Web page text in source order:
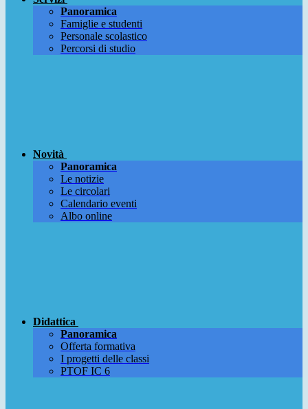
Panoramica
Famiglie e studenti
Personale scolastico
Percorsi di studio
Novità
Panoramica
Le notizie
Le circolari
Calendario eventi
Albo online
Didattica
Panoramica
Offerta formativa
I progetti delle classi
PTOF IC 6